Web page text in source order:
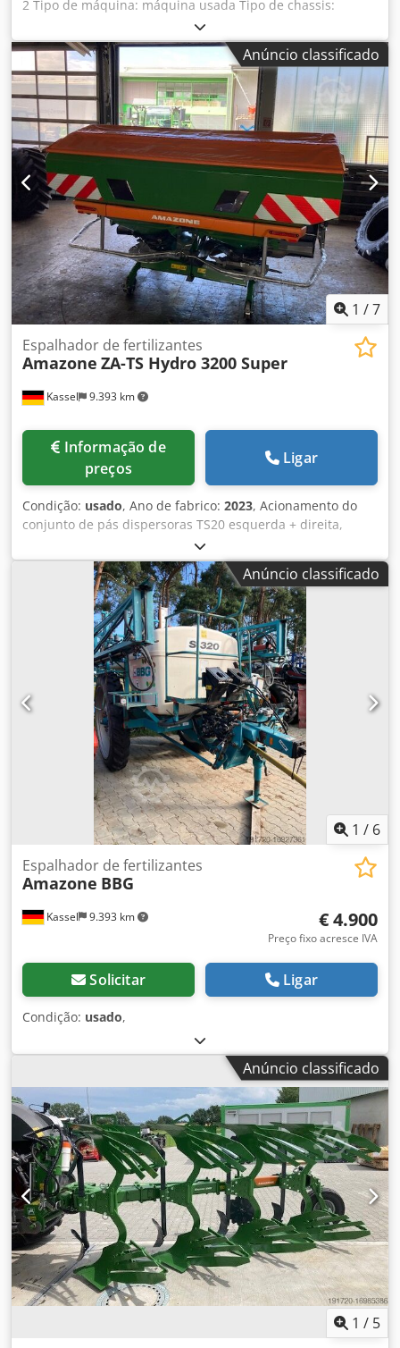
2 Tipo de máquina: máquina usada Tipo de chassis:
acoplável Equipamento para adubação / rosca
transportadora de adubo / Dsdpfx Aer Ncfqjn Ejkr
Anúncio classificado
1 /7
Kassel 9.393 km
Espalhador de fertilizantes
Amazone ZA-TS Hydro 3200 Super
preços
Ligar
Condição: usado, Ano de fabrico: 2023, Acionamento do
conjunto de pás dispersoras TS20 esquerda + direita,
acionamento hidráulico esquerda + direita com Auto TS e
FlowControl, disco principal esquerda + direita com
AutoTS, proteção de tubos, dispositivo de rolagem e
estacionamento articulado, iluminação de trabalho, sensor
de inclinação para sistema de pesagem, 16 unidades
EasyCheck. Dsdjt A Tzwspfx An Eekr
Anúncio classificado
1 / 6
Kassel 9.393 km
Espalhador de fertilizantes
Amazone BBG
€ 4.900
Preço fixo acresce IVA
Solicitar Ligar
Condição: usado,
Anúncio classificado
1 / 5